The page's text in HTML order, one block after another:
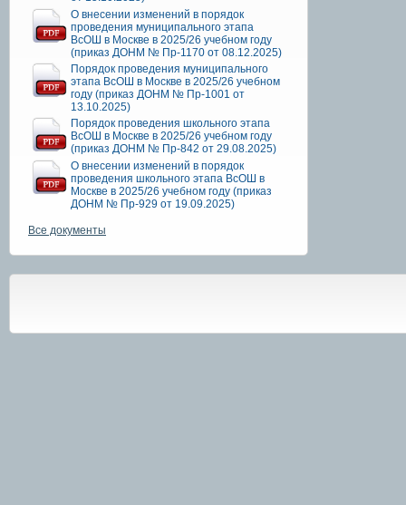
О внесении изменений в порядок
проведения муниципального этапа
ВсОШ в Москве в 2025/26 учебном году
(приказ ДОНМ № Пр-1170 от 08.12.2025)
Порядок проведения муниципального
этапа ВсОШ в Москве в 2025/26 учебном
году (приказ ДОНМ № Пр-1001 от
13.10.2025)
Порядок проведения школьного этапа
ВсОШ в Москве в 2025/26 учебном году
(приказ ДОНМ № Пр-842 от 29.08.2025)
О внесении изменений в порядок
проведения школьного этапа ВсОШ в
Москве в 2025/26 учебном году (приказ
ДОНМ № Пр-929 от 19.09.2025)
Все документы